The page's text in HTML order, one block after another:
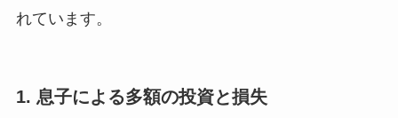
れています。
1. 息子による多額の投資と損失